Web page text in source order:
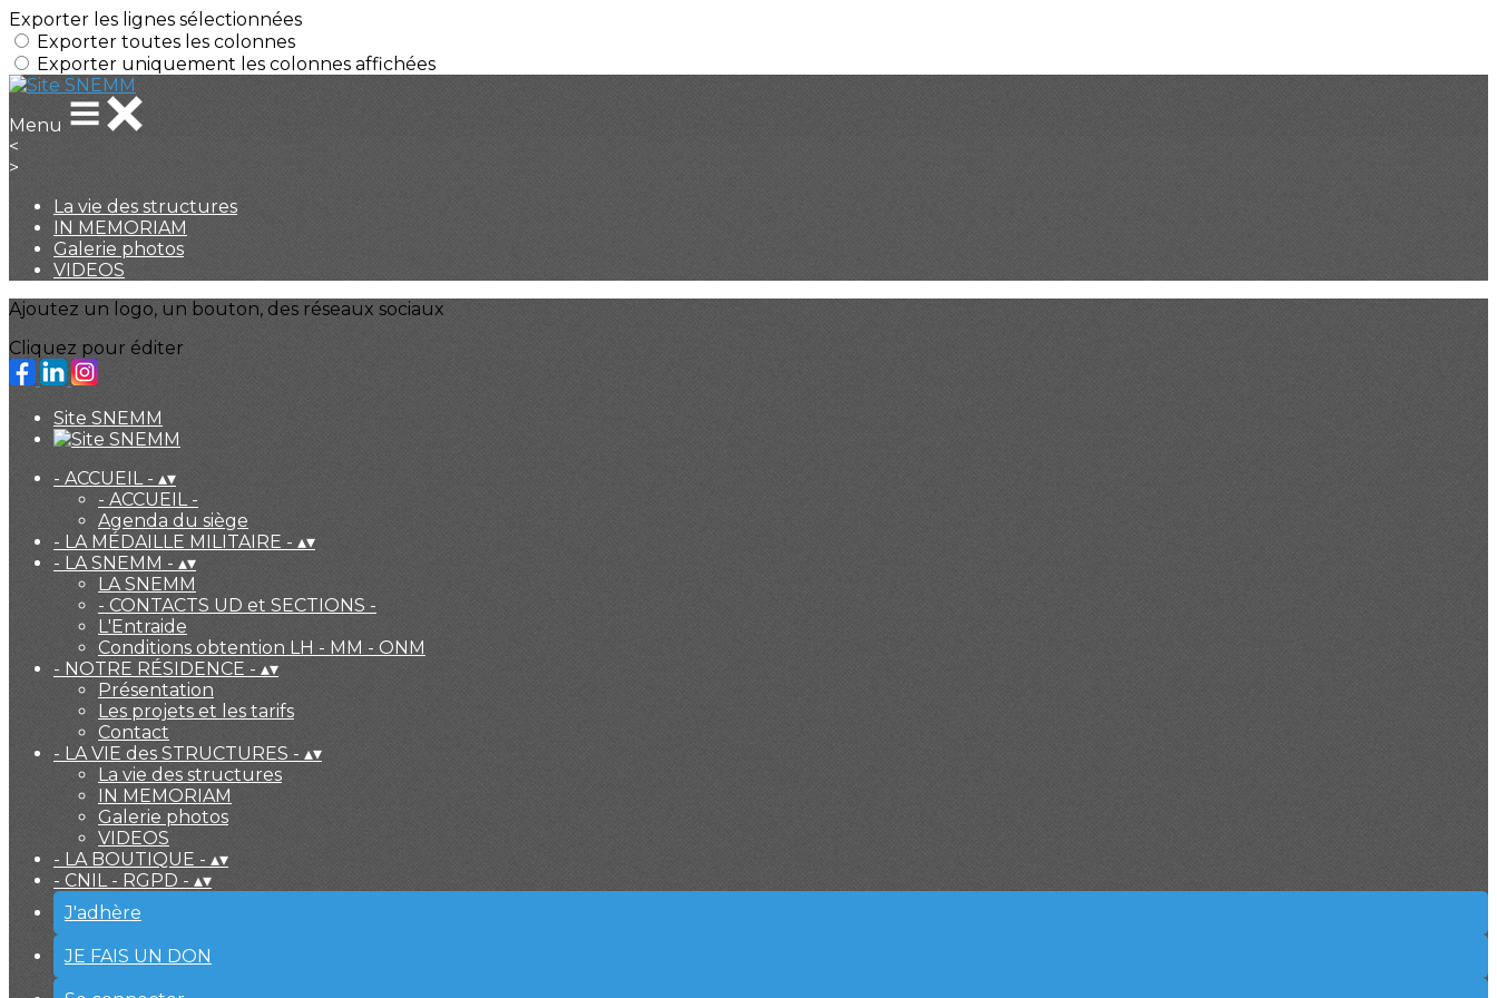
Exporter les lignes sélectionnées
Exporter toutes les colonnes
Exporter uniquement les colonnes affichées
Menu
<
>
La vie des structures
IN MEMORIAM
Galerie photos
VIDEOS
Ajoutez un logo, un bouton, des réseaux sociaux
Cliquez pour éditer
Site SNEMM
- ACCUEIL - ▴▾
- ACCUEIL -
Agenda du siège
- LA MÉDAILLE MILITAIRE - ▴▾
- LA SNEMM - ▴▾
LA SNEMM
- CONTACTS UD et SECTIONS -
L'Entraide
Conditions obtention LH - MM - ONM
- NOTRE RÉSIDENCE - ▴▾
Présentation
Les projets et les tarifs
Contact
- LA VIE des STRUCTURES - ▴▾
La vie des structures
IN MEMORIAM
Galerie photos
VIDEOS
- LA BOUTIQUE - ▴▾
- CNIL - RGPD - ▴▾
J'adhère
JE FAIS UN DON